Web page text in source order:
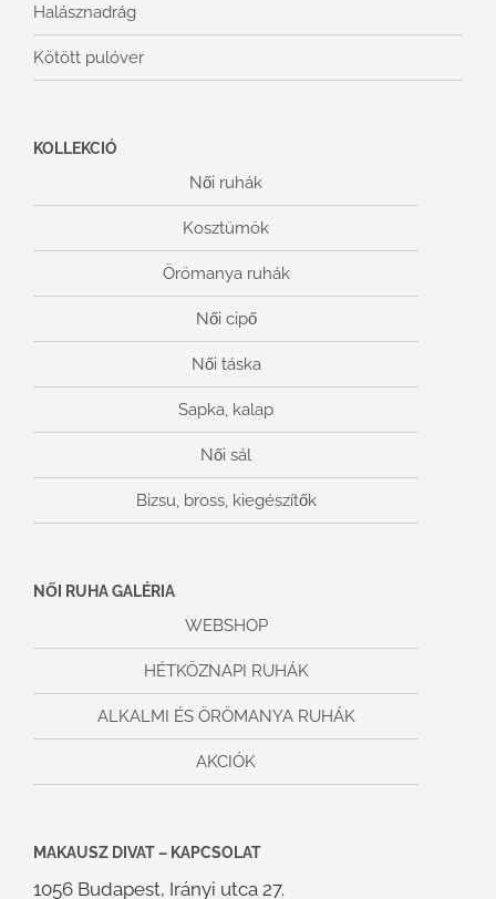
Halásznadrág
Kötött pulóver
KOLLEKCIÓ
Női ruhák
Kosztümök
Örömanya ruhák
Női cipő
Női táska
Sapka, kalap
Női sál
Bizsu, bross, kiegészítők
NŐI RUHA GALÉRIA
WEBSHOP
HÉTKÖZNAPI RUHÁK
ALKALMI ÉS ÖRÖMANYA RUHÁK
AKCIÓK
MAKAUSZ DIVAT – KAPCSOLAT
1056 Budapest, Irányi utca 27.